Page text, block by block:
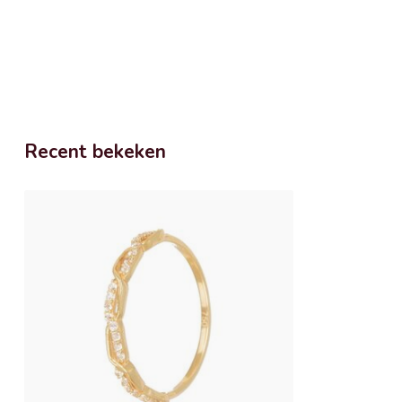
Recent bekeken